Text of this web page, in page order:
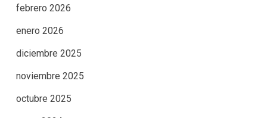
febrero 2026
enero 2026
diciembre 2025
noviembre 2025
octubre 2025